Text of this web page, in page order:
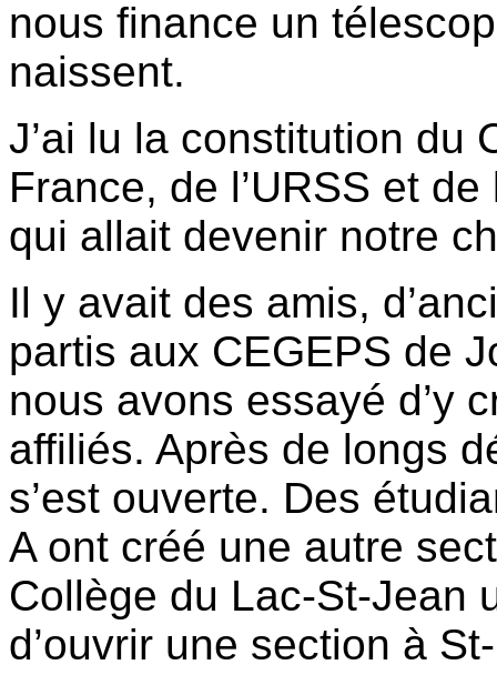
nous finance un
naissent.
J’ai lu la constitution du
France, de l’URSS et
qui allait devenir notre
Il y avait des amis,
partis aux CEGEPS de
nous avons essayé d’y
affiliés. Après de longs
s’est ouverte. Des
A ont créé une autre
Collège du Lac-St-Jean
d’ouvrir une section à